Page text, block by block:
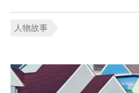
人物故事